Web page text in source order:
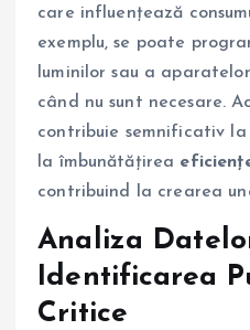
care influențează
exemplu, se poate
luminilor sau a
când nu sunt necesare.
contribuie semnificativ la
la îmbunătățirea
contribuind la crearea
Analiza
Identificarea
Critice